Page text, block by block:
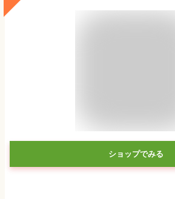
ショップでみる